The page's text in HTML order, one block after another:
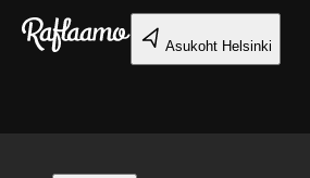
Liigu peamise sisu juurde
Asukoht Helsinki